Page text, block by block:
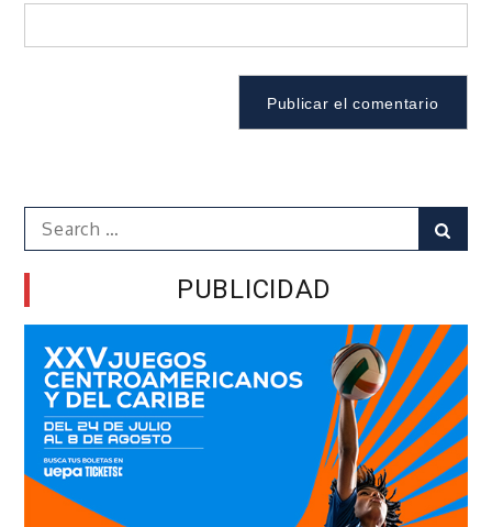
Search
for:
PUBLICIDAD